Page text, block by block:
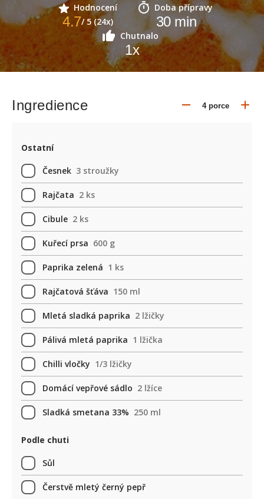
Hodnocení
4.7/ 5 (24x)
Doba přípravy
30min
Chutnalo
1x
Ingredience
Ostatní
Česnek 3 stroužky
Rajčata 2 ks
Cibule 2 ks
Kuřecí prsa 600 g
Paprika zelená 1 ks
Rajčatová šťáva 150 ml
Mletá sladká paprika 2 lžičky
Pálivá mletá paprika 1 lžička
Chilli vločky 1/3 lžičky
Domácí vepřové sádlo 2 lžíce
Sladká smetana 33% 250 ml
Podle chuti
Sůl
Čerstvě mletý černý pepř